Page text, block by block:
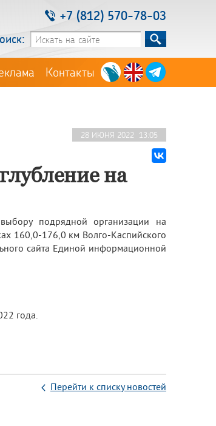
+7 (812) 570-78-03
Контакты
28 ИЮНЯ 2022 13:05
на
подрядной организации на
160,0-176,0 км Волго-Каспийского
сайта Единой информационной
года.
Перейти к списку новостей